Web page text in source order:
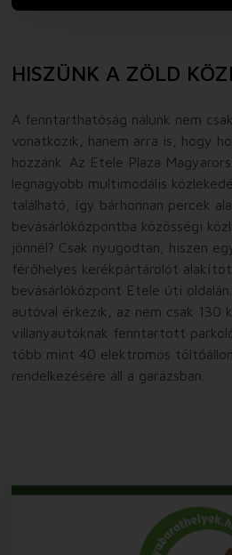
HISZÜNK A ZÖLD
A fenntarthatóság nálunk nem
vonatkozik, hanem arra is, hogy
hozzánk. Az Etele Plaza
legnagyobb multimodális
található, így bárhonnan percek
bevásárlóközpontba közösségi
jönnél? Csak nyugodtan, hiszen
férőhelyes kerékpártárolót
bevásárlóközpont Etele úti
autóval érkezik, az nem csak 130
villanyautóknak fenntartott
több mint 40 elektromos
rendelkezésére áll a garázsban.